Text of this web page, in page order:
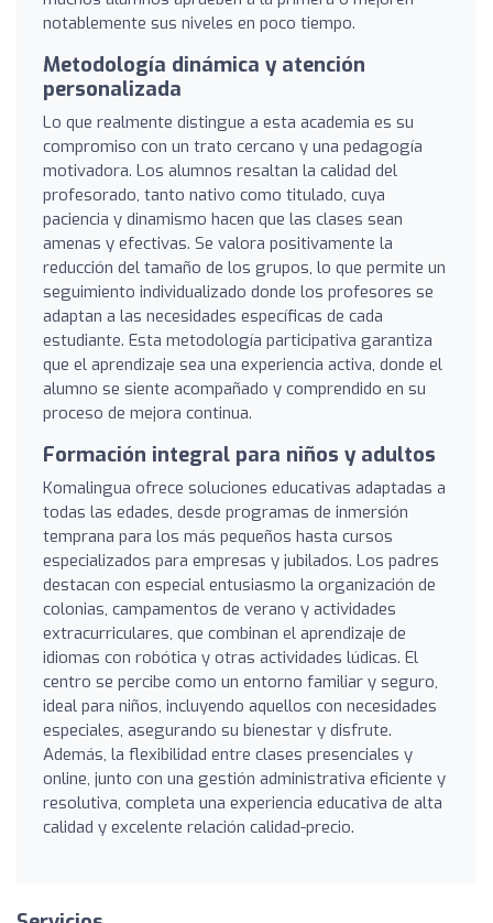
notablemente sus niveles en poco tiempo.
Metodología dinámica y atención
personalizada
Lo que realmente distingue a esta academia es su
compromiso con un trato cercano y una pedagogía
motivadora. Los alumnos resaltan la calidad del
profesorado, tanto nativo como titulado, cuya
paciencia y dinamismo hacen que las clases sean
amenas y efectivas. Se valora positivamente la
reducción del tamaño de los grupos, lo que permite un
seguimiento individualizado donde los profesores se
adaptan a las necesidades específicas de cada
estudiante. Esta metodología participativa garantiza
que el aprendizaje sea una experiencia activa, donde el
alumno se siente acompañado y comprendido en su
proceso de mejora continua.
Formación integral para niños y adultos
Komalingua ofrece soluciones educativas adaptadas a
todas las edades, desde programas de inmersión
temprana para los más pequeños hasta cursos
especializados para empresas y jubilados. Los padres
destacan con especial entusiasmo la organización de
colonias, campamentos de verano y actividades
extracurriculares, que combinan el aprendizaje de
idiomas con robótica y otras actividades lúdicas. El
centro se percibe como un entorno familiar y seguro,
ideal para niños, incluyendo aquellos con necesidades
especiales, asegurando su bienestar y disfrute.
Además, la flexibilidad entre clases presenciales y
online, junto con una gestión administrativa eficiente y
resolutiva, completa una experiencia educativa de alta
calidad y excelente relación calidad-precio.